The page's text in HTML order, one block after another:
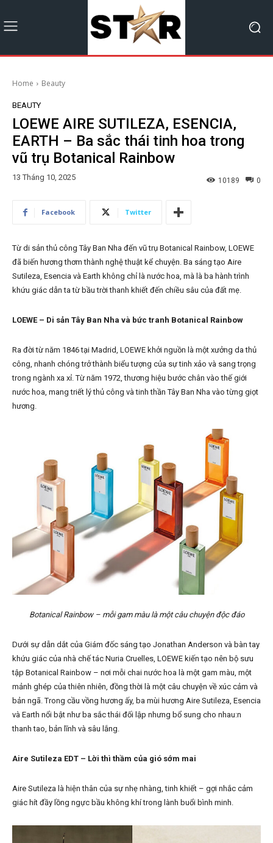
Home Beauty
BEAUTY
LOEWE AIRE SUTILEZA, ESENCIA,
EARTH – Ba sắc thái tinh hoa trong
vũ trụ Botanical Rainbow
13 Tháng 10, 2025 0
10189
Facebook Twitter
Từ di sản thủ công Tây Ban Nha đến vũ trụ Botanical Rainbow, LOEWE
đã biến hương thơm thành nghệ thuật kể chuyện. Ba sáng tạo Aire
Sutileza, Esencia và Earth không chỉ là nước hoa, mà là ba hành trình
khứu giác dẫn ta từ bầu trời thanh khiết đến chiều sâu của đất mẹ.
LOEWE – Di sản Tây Ban Nha và bức tranh Botanical Rainbow
Ra đời từ năm 1846 tại Madrid, LOEWE khởi nguồn là một xưởng da thủ
công, nhanh chóng trở thành biểu tượng của sự tinh xảo và sang trọng
trong ngành xa xỉ. Từ năm 1972, thương hiệu bước chân vào thế giới
nước hoa, mang triết lý thủ công và tinh thần Tây Ban Nha vào từng giọt
hương.
Botanical Rainbow – mỗi gam màu là một câu chuyện độc đáo
Dưới sự dẫn dắt của Giám đốc sáng tạo Jonathan Anderson và bàn tay
khứu giác của nhà chế tác Nuria Cruelles, LOEWE kiến tạo nên bộ sưu
tập Botanical Rainbow – nơi mỗi chai nước hoa là một gam màu, một
mảnh ghép của thiên nhiên, đồng thời là một câu chuyện về xúc cảm và
bản ngã. Trong cầu vồng hương ấy, ba mùi hương Aire Sutileza, Esencia
và Earth nổi bật như ba sắc thái đối lập nhưng bổ sung cho nhau:n
thanh tao, bản lĩnh và sâu lắng.
Aire Sutileza EDT – Lời thì thầm của gió sớm mai
Aire Sutileza là hiện thân của sự nhẹ nhàng, tinh khiết – gợi nhắc cảm
giác hít đầy lồng ngực bầu không khí trong lành buổi bình minh.